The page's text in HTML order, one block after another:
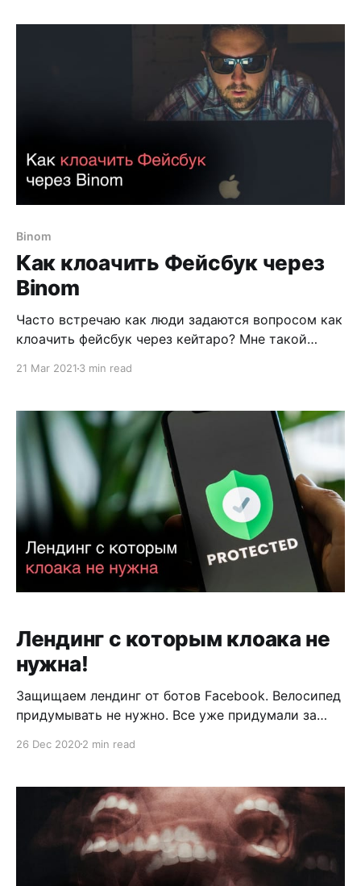
прилки и давать отливать тысячи, а порой и
десятки тысяч баксов с аккаунта. Эх, не поднажал
Binom
Как клоачить Фейсбук через
Binom
Часто встречаю как люди задаются вопросом как
клоачить фейсбук через кейтаро? Мне такой
Binom. В отличии от Кейтаро, в Биноме есть базы
всех ISP провайдеров. C помощью них
21 Mar 2021 3 min read
Лендинг с которым клоака не
нужна!
Защищаем лендинг от ботов Facebook. Велосипед
придумывать не нужно. Все уже придумали за
под нужны арбитража. Есть замечательный
аналоги. Но разберем на примере Google. У Гугла
есть 2 виды рекапч. reCAPTCHA 2 и reCAPTCHA 3.
Вторая это когда вы
26 Dec 20202 min read